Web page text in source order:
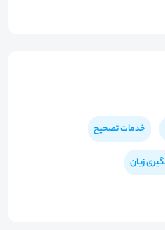
خدمات تصحیح
زبان